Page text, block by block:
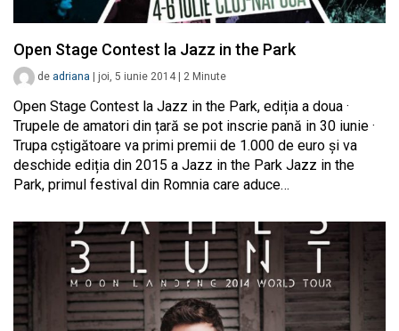
Open Stage Contest la Jazz in the Park
de adriana joi, 5 iunie 2014 2 Minute
Open Stage Contest la Jazz in the Park, ediția a doua ·
Trupele de amatori din țară se pot inscrie pană in 30 iunie ·
Trupa cștigătoare va primi premii de 1.000 de euro și va
deschide ediția din 2015 a Jazz in the Park Jazz in the
Park, primul festival din Romnia care aduce…